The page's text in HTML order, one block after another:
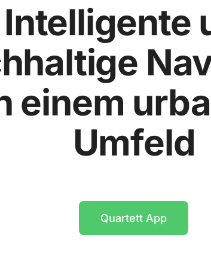
Intelligente
einem
Umfeld
Quartett App